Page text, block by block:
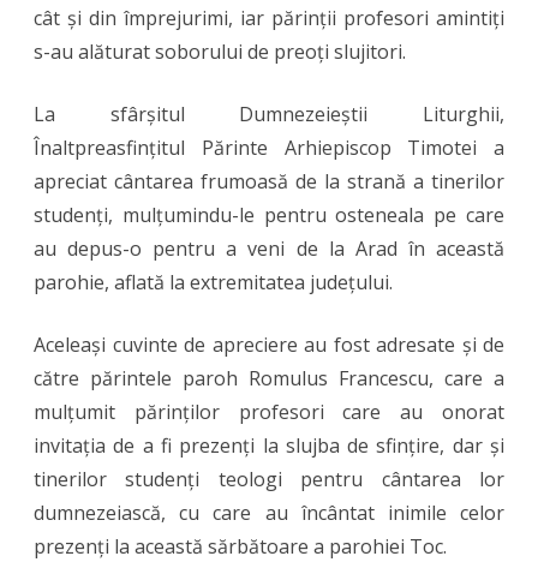
cât și din împrejurimi, iar părinții profesori amintiți
s-au alăturat soborului de preoți slujitori.
La sfârșitul Dumnezeieștii Liturghii,
Înaltpreasfințitul Părinte Arhiepiscop Timotei a
apreciat cântarea frumoasă de la strană a tinerilor
studenți, mulțumindu-le pentru osteneala pe care
au depus-o pentru a veni de la Arad în această
parohie, aflată la extremitatea județului.
Aceleași cuvinte de apreciere au fost adresate și de
către părintele paroh Romulus Francescu, care a
mulțumit părinților profesori care au onorat
invitația de a fi prezenți la slujba de sfințire, dar și
tinerilor studenți teologi pentru cântarea lor
dumnezeiască, cu care au încântat inimile celor
prezenți la această sărbătoare a parohiei Toc.